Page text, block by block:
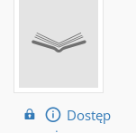
Dostęp